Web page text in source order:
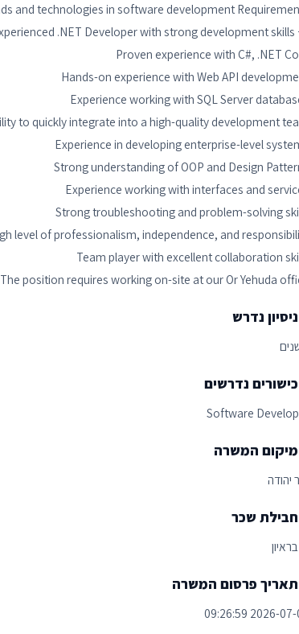
Strong understanding of OOP and Design Patterns
Strong troubleshooting and problem-solving skills
The position requires working on-site at our Or Yehuda
ניסיון נדרש
כישורים נדרשים
Software
מיקום המשרה
יהודה
חבילת שכר
תאריך פרסום המשרה
2026-07-09